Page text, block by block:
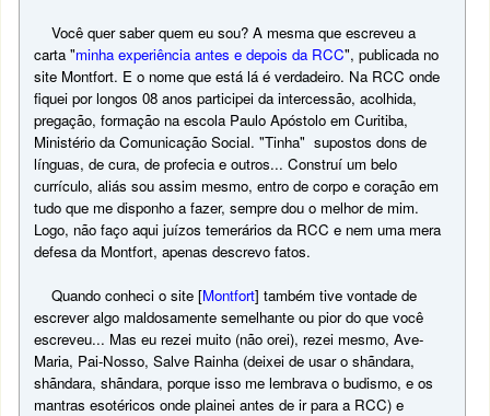
Você quer saber quem eu sou? A mesma que escreveu a
carta "minha experiência antes e depois da RCC", publicada no
site Montfort. E o nome que está lá é verdadeiro. Na RCC onde
fiquei por longos 08 anos participei da intercessão, acolhida,
pregação, formação na escola Paulo Apóstolo em Curitiba,
Ministério da Comunicação Social. "Tinha" supostos dons de
línguas, de cura, de profecia e outros... Construí um belo
currículo, aliás sou assim mesmo, entro de corpo e coração em
tudo que me disponho a fazer, sempre dou o melhor de mim.
Logo, não faço aqui juízos temerários da RCC e nem uma mera
defesa da Montfort, apenas descrevo fatos.
Quando conheci o site [Montfort] também tive vontade de
escrever algo maldosamente semelhante ou pior do que você
escreveu... Mas eu rezei muito (não orei), rezei mesmo, Ave-
Maria, Pai-Nosso, Salve Rainha (deixei de usar o shãndara,
shãndara, shãndara, porque isso me lembrava o budismo, e os
mantras esotéricos onde plainei antes de ir para a RCC) e